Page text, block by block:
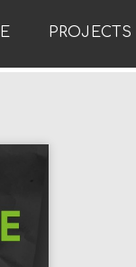
PROJECTS